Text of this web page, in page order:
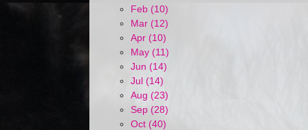
Feb (10)
Mar (12)
Apr (10)
May (11)
Jun (14)
Jul (14)
Aug (23)
Sep (28)
Oct (40)